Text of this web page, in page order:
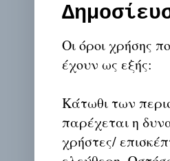
Οι όροι χρήσης
έχουν ως εξής:
Κάτωθι των
παρέχεται η
χρήστες/